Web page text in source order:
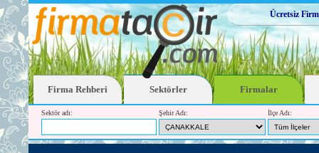
Ücretsiz
Firma Rehberi Sektörler Firmalar
Sektör adı: Şehir Adı: İlçe Adı: